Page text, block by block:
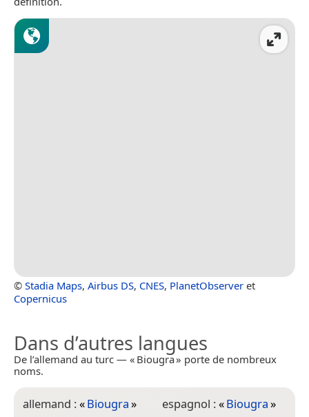
© Stadia Maps, Airbus DS, CNES, PlanetObserver et
Copernicus
Dans d’autres langues
De l’allemand au turc — « Biougra » porte de nombreux
noms.
allemand :«Biougra»
espagnol :«Biougra»